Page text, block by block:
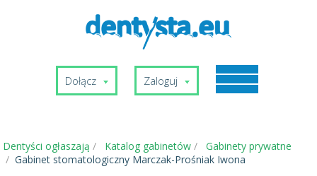
Dołącz Zaloguj
Dentyści ogłaszają Katalog gabinetów
Gabinety prywatne
Gabinet stomatologiczny Marczak-Prośniak Iwona